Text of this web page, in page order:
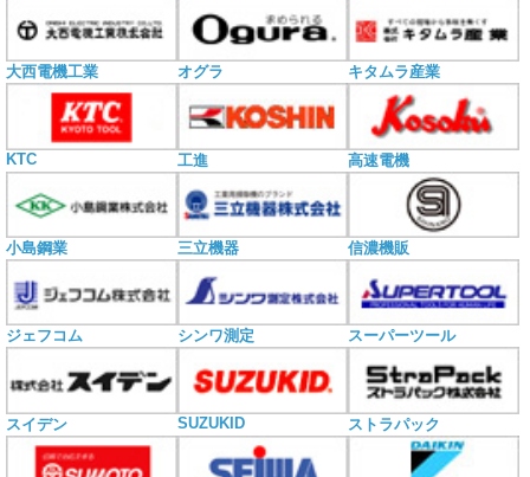
大西電機工業 オグラ キタムラ産業
KTC 工進 高速電機
小島鋼業 三立機器 信濃機販
ジェフコム シンワ測定 スーパーツール
スイデン SUZUKID ストラパック